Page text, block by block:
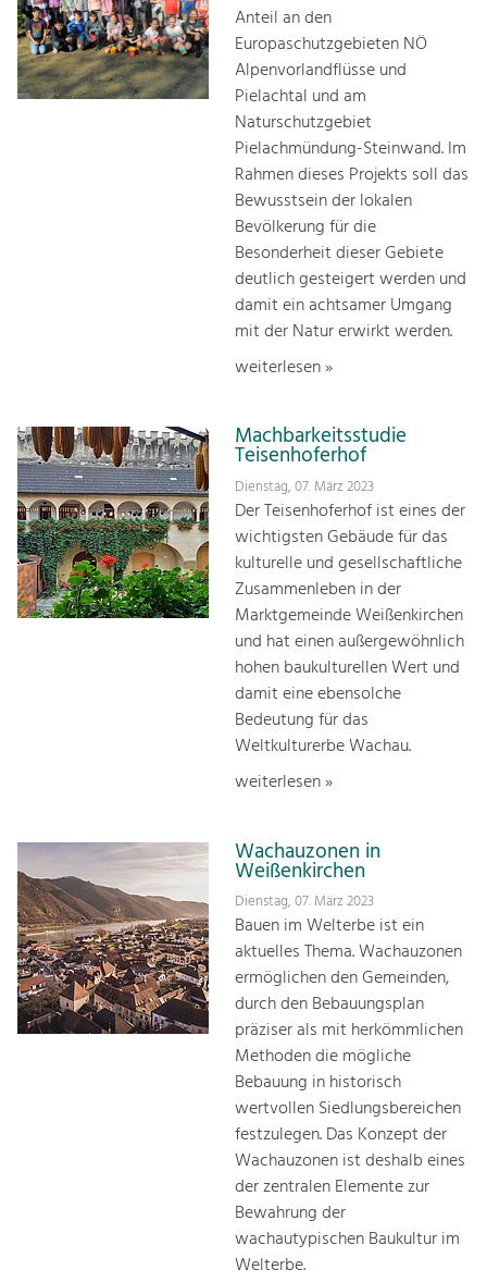
Anteil an den
Europaschutzgebieten NÖ
Alpenvorlandflüsse und
Pielachtal und am
Naturschutzgebiet
Pielachmündung-Steinwand. Im
Rahmen dieses Projekts soll das
Bewusstsein der lokalen
Bevölkerung für die
Besonderheit dieser Gebiete
deutlich gesteigert werden und
damit ein achtsamer Umgang
mit der Natur erwirkt werden.
weiterlesen »
Machbarkeitsstudie
Teisenhoferhof
Dienstag, 07. März 2023
Der Teisenhoferhof ist eines der
wichtigsten Gebäude für das
kulturelle und gesellschaftliche
Zusammenleben in der
Marktgemeinde Weißenkirchen
und hat einen außergewöhnlich
hohen baukulturellen Wert und
damit eine ebensolche
Bedeutung für das
Weltkulturerbe Wachau.
weiterlesen »
Wachauzonen in
Weißenkirchen
Dienstag, 07. März 2023
Bauen im Welterbe ist ein
aktuelles Thema. Wachauzonen
ermöglichen den Gemeinden,
durch den Bebauungsplan
präziser als mit herkömmlichen
Methoden die mögliche
Bebauung in historisch
wertvollen Siedlungsbereichen
festzulegen. Das Konzept der
Wachauzonen ist deshalb eines
der zentralen Elemente zur
Bewahrung der
wachautypischen Baukultur im
Welterbe.